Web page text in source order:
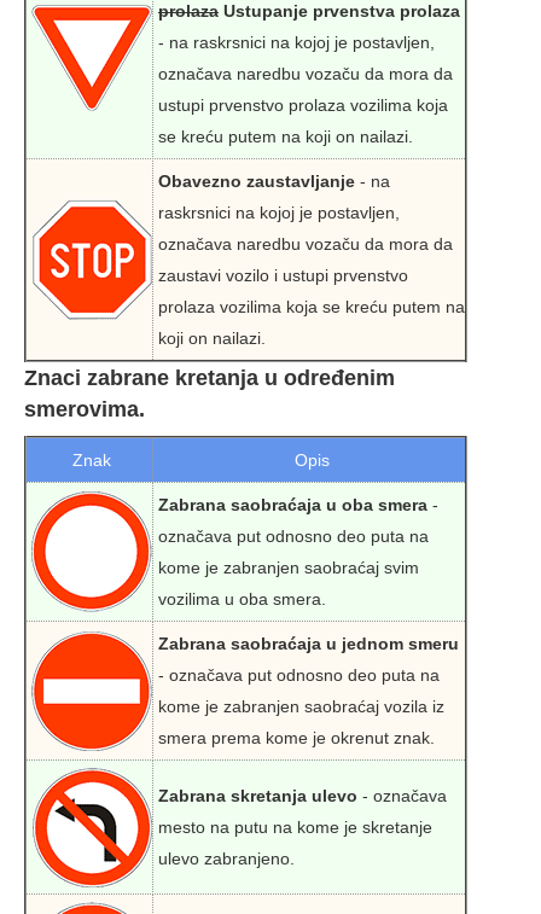
prolaza Ustupanje prvenstva prolaza
- na raskrsnici na kojoj je postavljen,
označava naredbu vozaču da mora da
ustupi prvenstvo prolaza vozilima koja
se kreću putem na koji on nailazi.
Obavezno zaustavljanje - na
raskrsnici na kojoj je postavljen,
označava naredbu vozaču da mora da
zaustavi vozilo i ustupi prvenstvo
prolaza vozilima koja se kreću putem na
koji on nailazi.
Znaci zabrane kretanja u određenim
smerovima.
Znak Opis
Zabrana saobraćaja u oba smera -
označava put odnosno deo puta na
kome je zabranjen saobraćaj svim
vozilima u oba smera.
Zabrana saobraćaja u jednom smeru
- označava put odnosno deo puta na
kome je zabranjen saobraćaj vozila iz
smera prema kome je okrenut znak.
Zabrana skretanja ulevo - označava
mesto na putu na kome je skretanje
ulevo zabranjeno.